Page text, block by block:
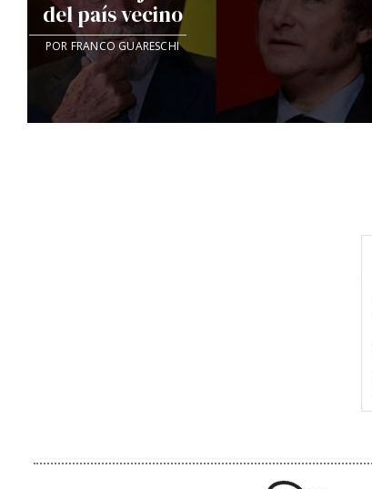
del país vecino
POR FRANCO GUARESCHI